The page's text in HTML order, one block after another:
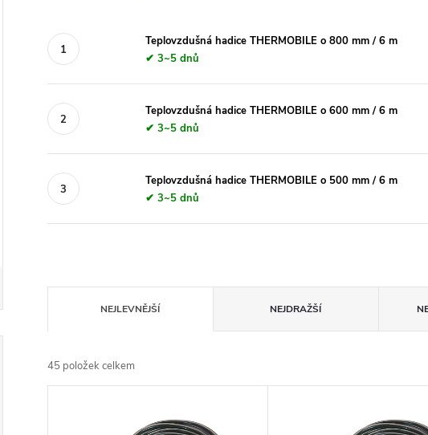
Teplovzdušná hadice THERMOBILE o 800 mm / 6 m
✔ 3~5 dnů
Teplovzdušná hadice THERMOBILE o 600 mm / 6 m
✔ 3~5 dnů
Teplovzdušná hadice THERMOBILE o 500 mm / 6 m
✔ 3~5 dnů
a
z
NEJLEVNĚJŠÍ NEJDRAŽŠÍ
45 položek celkem